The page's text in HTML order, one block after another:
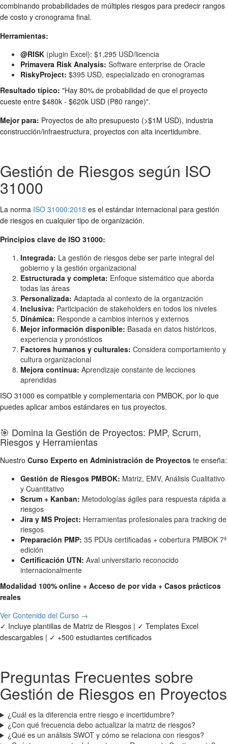
combinando probabilidades de múltiples riesgos para predecir rangos
de costo y cronograma final.
Herramientas:
@RISK (plugin Excel): $1,295 USD/licencia
Primavera Risk Analysis: Software enterprise de Oracle
RiskyProject: $395 USD, especializado en cronogramas
Resultado típico: "Hay 80% de probabilidad de que el proyecto
cueste entre $480k - $620k USD (P80 range)".
Mejor para: Proyectos de alto presupuesto (>$1M USD), industria
construcción/infraestructura, proyectos con alta incertidumbre.
Gestión de Riesgos según ISO
31000
La norma ISO 31000:2018 es el estándar internacional para gestión
de riesgos en cualquier tipo de organización.
Principios clave de ISO 31000:
Integrada: La gestión de riesgos debe ser parte integral del
gobierno y la gestión organizacional
Estructurada y completa: Enfoque sistemático que aborda
todas las áreas
Personalizada: Adaptada al contexto de la organización
Inclusiva: Participación de stakeholders en todos los niveles
Dinámica: Responde a cambios internos y externos
Mejor información disponible: Basada en datos históricos,
experiencia y pronósticos
Factores humanos y culturales: Considera comportamiento y
cultura organizacional
Mejora continua: Aprendizaje constante de lecciones
aprendidas
ISO 31000 es compatible y complementaria con PMBOK, por lo que
puedes aplicar ambos estándares en tus proyectos.
🎯 Domina la Gestión de Proyectos: PMP, Scrum,
Riesgos y Herramientas
Nuestro Curso Experto en Administración de Proyectos te enseña:
Gestión de Riesgos PMBOK: Matriz, EMV, Análisis Cualitativo
y Cuantitativo
Scrum + Kanban: Metodologías ágiles para respuesta rápida a
riesgos
Jira y MS Project: Herramientas profesionales para tracking de
riesgos
Preparación PMP: 35 PDUs certificadas + cobertura PMBOK 7ª
edición
Certificación UTN: Aval universitario reconocido
internacionalmente
Modalidad 100% online + Acceso de por vida + Casos prácticos
reales
Ver Contenido del Curso →
✓ Incluye plantillas de Matriz de Riesgos | ✓ Templates Excel
descargables | ✓ +500 estudiantes certificados
Preguntas Frecuentes sobre
Gestión de Riesgos en Proyectos
¿Cuál es la diferencia entre riesgo e incertidumbre?
¿Con qué frecuencia debo actualizar la matriz de riesgos?
¿Qué es un análisis SWOT y cómo se relaciona con riesgos?